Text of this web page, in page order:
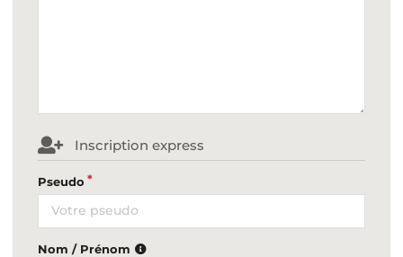
Inscription express
Pseudo
Nom / Prénom